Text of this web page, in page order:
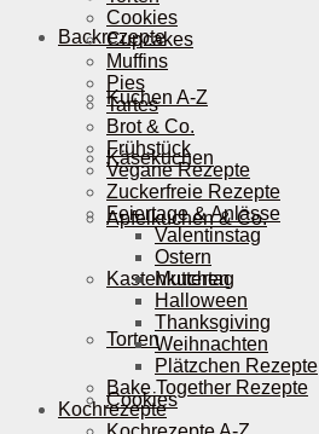
Backrezepte
Kuchen A-Z
Käsekuchen
Apfelkuchen & Co.
Kastenkuchen
Torten
Cookies
Cookies
Cupcakes
Muffins
Pies
Tartes
Brot & Co.
Frühstück
Vegane Rezepte
Zuckerfreie Rezepte
Feiertage & Anlässe
Valentinstag
Ostern
Muttertag
Halloween
Thanksgiving
Weihnachten
Plätzchen Rezepte
Bake Together Rezepte
Kochrezepte